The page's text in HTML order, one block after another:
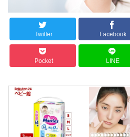
Twitter Facebook
Pocket LINE